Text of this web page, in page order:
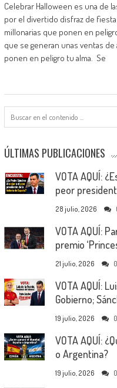
Celebrar Halloween es una de
por el divertido disfraz de
millonarias que ponen en
que se generan unas ventas
ponen en peligro tu alma. Se
ÚLTIMAS PUBLICACIONES
VOTA AQUÍ:
peor
28 julio, 2026
VOTA AQUÍ:
premio
21 julio, 2026 0
VOTA AQUÍ:
Gobierno;
19 julio, 2026 0
VOTA AQUÍ:
o Argentina?
19 julio, 2026 0